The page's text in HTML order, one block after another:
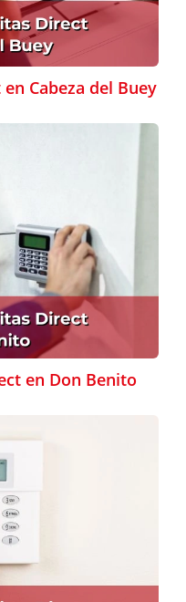
Cabeza del Buey
en Don Benito